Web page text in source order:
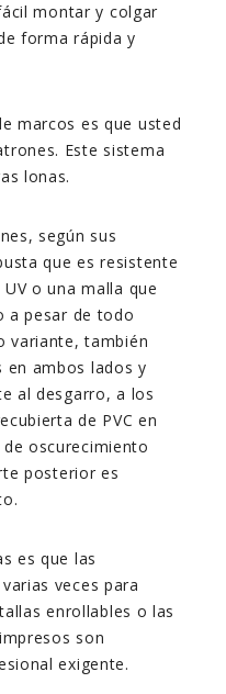
montar y colgar
forma rápida y
marcos es que usted
Este sistema
lonas.
según sus
que es resistente
o una malla que
a pesar de todo
variante, también
en ambos lados y
al desgarro, a los
de PVC en
oscurecimiento
posterior es
es que las
veces para
enrollables o las
son
exigente.